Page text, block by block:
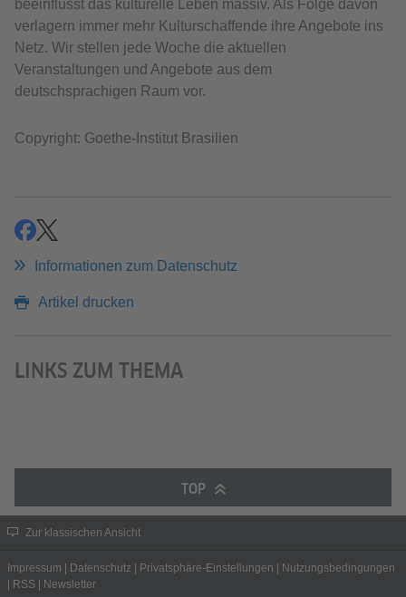
beeinflusst das kulturelle Leben massiv. Als Folge davon
verlagern immer mehr Kulturschaffende ihre Angebote ins
Netz. Wir stellen jede Woche die aktuellen
Veranstaltungen und Angebote aus dem
deutschsprachigen Raum vor.
Copyright: Goethe-Institut Brasilien
teilenteilen
Informationen zum Datenschutz
Artikel drucken
LINKS ZUM THEMA
TOP
Zur klassischen Ansicht
Impressum Datenschutz Privatsphäre-Einstellungen
Nutzungsbedingungen
RSS Newsletter